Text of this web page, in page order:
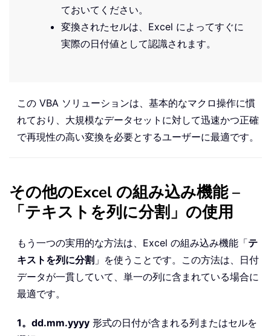
ておいてください。
変換されたセルは、Excel によってすぐに
実際の日付値として認識されます。
この VBA ソリューションは、基本的なマクロ操作に慣
れており、大規模なデータセットに対して迅速かつ正確
で再現性の高い変換を必要とするユーザーに最適です。
その他のExcel の組み込み機能 –
「テキストを列に分割」の使用
もう一つの実用的な方法は、Excel の組み込み機能「テ
キストを列に分割 」を使うことです。この方法は、日付
データが一貫していて、単一の列に含まれている場合に
最適です。
1。 dd.mm.yyyy 形式の日付が含まれる列またはセルを